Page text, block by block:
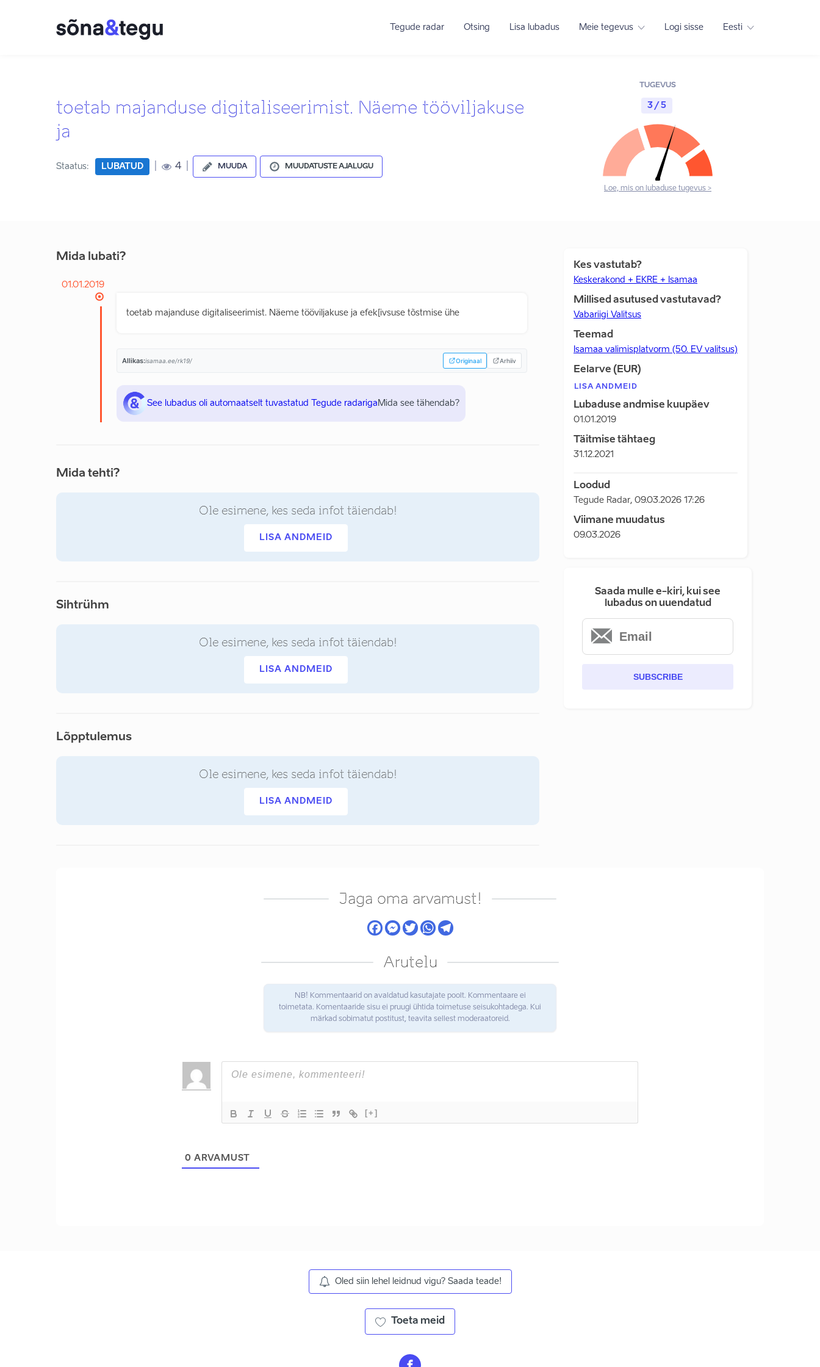
Tegude radar Otsing Lisa lubadus Meie tegevus Logi sisse Eesti
toetab majanduse digitaliseerimist. Näeme tööviljakuse
ja
Staatus: LUBATUD 4 MUUDA MUUDATUSTE AJALUGU
TUGEVUS
3 / 5
Loe, mis on lubaduse tugevus >
Mida lubati?
01.01.2019
toetab majanduse digitaliseerimist. Näeme tööviljakuse ja efek[ivsuse tõstmise ühe
Allikas:isamaa.ee/rk19/ Originaal Arhiiv
See lubadus oli automaatselt tuvastatud Tegude radariga Mida see tähendab?
Mida tehti?
Ole esimene, kes seda infot täiendab!
LISA ANDMEID
Sihtrühm
Ole esimene, kes seda infot täiendab!
LISA ANDMEID
Lõpptulemus
Ole esimene, kes seda infot täiendab!
LISA ANDMEID
Kes vastutab?
Keskerakond + EKRE + Isamaa
Millised asutused vastutavad?
Vabariigi Valitsus
Teemad
Isamaa valimisplatvorm (50. EV valitsus)
Eelarve (EUR)
LISA ANDMEID
Lubaduse andmise kuupäev
01.01.2019
Täitmise tähtaeg
31.12.2021
Loodud
Tegude Radar, 09.03.2026 17:26
Viimane muudatus
09.03.2026
Saada mulle e-kiri, kui see
lubadus on uuendatud
SUBSCRIBE
Jaga oma arvamust!
Arutelu
NB! Kommentaarid on avaldatud kasutajate poolt. Kommentaare ei
toimetata. Komentaaride sisu ei pruugi ühtida toimetuse seisukohtadega. Kui
märkad sobimatut postitust, teavita sellest moderaatoreid.
[+]
0 ARVAMUST
Oled siin lehel leidnud vigu? Saada teade!
Toeta meid